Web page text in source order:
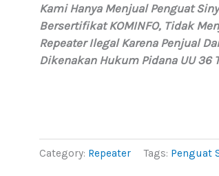
Kami Hanya Menjual Penguat
Bersertifikat KOMINFO, Tidak
Repeater Ilegal Karena Penjual
Dikenakan Hukum Pidana UU 36
Category: Repeater Tags: Penguat